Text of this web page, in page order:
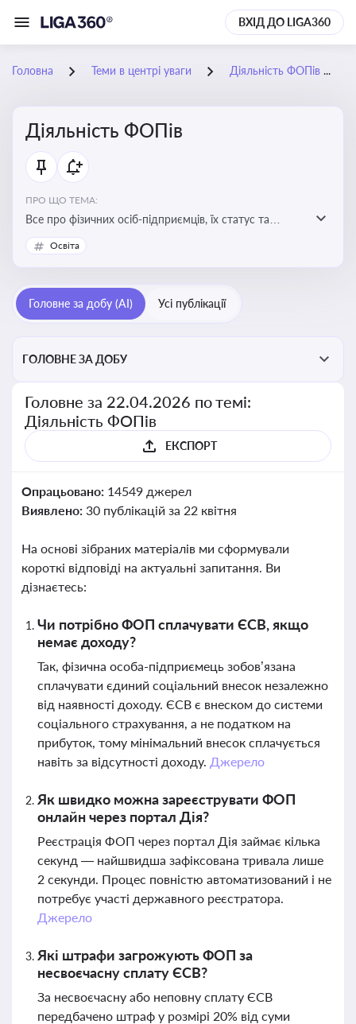
ВХІД ДО LIGA360
Головна Теми в центрі уваги Діяльність ФОПів
Діяльність ФОПів
ПРО ЩО ТЕМА:
Все про фізичних осіб-підприємців, їх статус та
діяльність. Зміни в законодавстві, що стосуються
роботи ФОПів
Освіта
Головне за добу (AI) Усі публікації
ГОЛОВНЕ ЗА ДОБУ
Головне за 22.04.2026 по темі:
Діяльність ФОПів
ЕКСПОРТ
Опрацьовано: 14549 джерел
Виявлено: 30 публікацій за 22 квітня
На основі зібраних матеріалів ми сформували
короткі відповіді на актуальні запитання. Ви
дізнаєтесь:
Чи потрібно ФОП сплачувати ЄСВ, якщо
немає доходу?
Так, фізична особа-підприємець зобов’язана
сплачувати єдиний соціальний внесок незалежно
від наявності доходу. ЄСВ є внеском до системи
соціального страхування, а не податком на
прибуток, тому мінімальний внесок сплачується
навіть за відсутності доходу. Джерело
Як швидко можна зареєструвати ФОП
онлайн через портал Дія?
Реєстрація ФОП через портал Дія займає кілька
секунд — найшвидша зафіксована тривала лише
2 секунди. Процес повністю автоматизований і не
потребує участі державного реєстратора.
Джерело
Які штрафи загрожують ФОП за
несвоєчасну сплату ЄСВ?
За несвоєчасну або неповну сплату ЄСВ
передбачено штраф у розмірі 20% від суми